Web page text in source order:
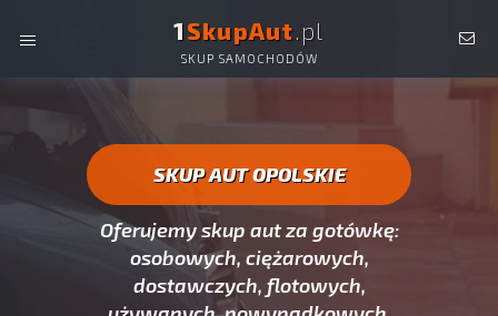
1SkupAut.pl
SKUP SAMOCHODÓW
CIĘŻAROWYCH, UŻYWANYCH ORAZ POWYPADKOWYCH.
SKUP AUT OPOLSKIE
Oferujemy skup aut za gotówkę:
osobowych, ciężarowych,
dostawczych, flotowych,